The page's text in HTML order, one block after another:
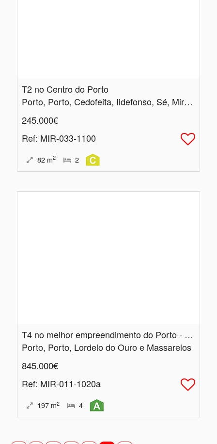
T2 no Centro do Porto
Porto, Porto, Cedofeita, Ildefonso, Sé, Miragaia, Nicolau, Vitória
245.000€
Ref: MIR-033-1100
82 m2 2
T4 no melhor empreendimento do Porto - Panorama Douro Residence - Vistas Maravilhosas!!!
Porto, Porto, Lordelo do Ouro e Massarelos
845.000€
Ref: MIR-011-1020a
197 m2 4